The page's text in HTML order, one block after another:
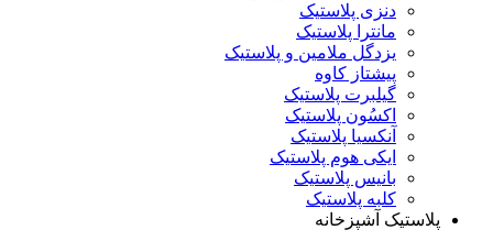
دنزی پلاستیک
مانترا پلاستیک
یزدگل ملامین و پلاستیک
پیشتاز کاوه
گیلبرت پلاستیک
اکسُون پلاستیک
آنکسیا پلاستیک
ایکی هوم پلاستیک
بانیس پلاستیک
کلبه پلاستیک
پلاستیک آشپزخانه